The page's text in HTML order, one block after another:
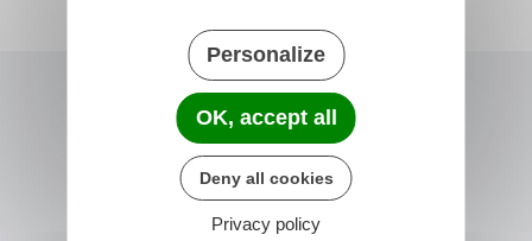
Personalize
OK, accept all
Deny all cookies
Privacy policy